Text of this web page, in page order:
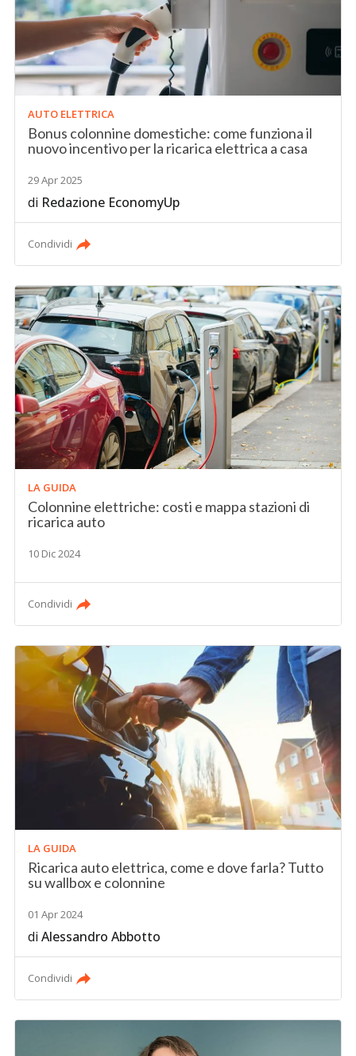
AUTO ELETTRICA
Bonus colonnine domestiche: come funziona il
nuovo incentivo per la ricarica elettrica a casa
29 Apr 2025
di Redazione EconomyUp
Condividi
LA GUIDA
Colonnine elettriche: costi e mappa stazioni di
ricarica auto
10 Dic 2024
Condividi
LA GUIDA
Ricarica auto elettrica, come e dove farla? Tutto
su wallbox e colonnine
01 Apr 2024
diAlessandro Abbotto
Condividi